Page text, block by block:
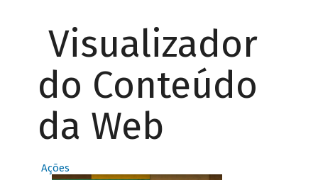
Visualizador
do Conteúdo
da Web
Ações